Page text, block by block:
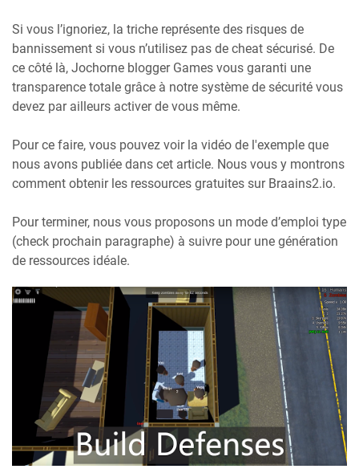
Si vous l’ignoriez, la triche représente des risques de
bannissement si vous n’utilisez pas de cheat sécurisé. De
ce côté là, Jochorne blogger Games vous garanti une
transparence totale grâce à notre système de sécurité vous
devez par ailleurs activer de vous même.
Pour ce faire, vous pouvez voir la vidéo de l'exemple que
nous avons publiée dans cet article. Nous vous y montrons
comment obtenir les ressources gratuites sur Braains2.io.
Pour terminer, nous vous proposons un mode d’emploi type
(check prochain paragraphe) à suivre pour une génération
de ressources idéale.